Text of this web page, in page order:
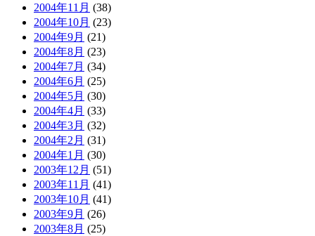
2004年11月 (38)
2004年10月 (23)
2004年9月 (21)
2004年8月 (23)
2004年7月 (34)
2004年6月 (25)
2004年5月 (30)
2004年4月 (33)
2004年3月 (32)
2004年2月 (31)
2004年1月 (30)
2003年12月 (51)
2003年11月 (41)
2003年10月 (41)
2003年9月 (26)
2003年8月 (25)